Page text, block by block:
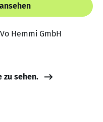
Hemmi GmbH
zu sehen.